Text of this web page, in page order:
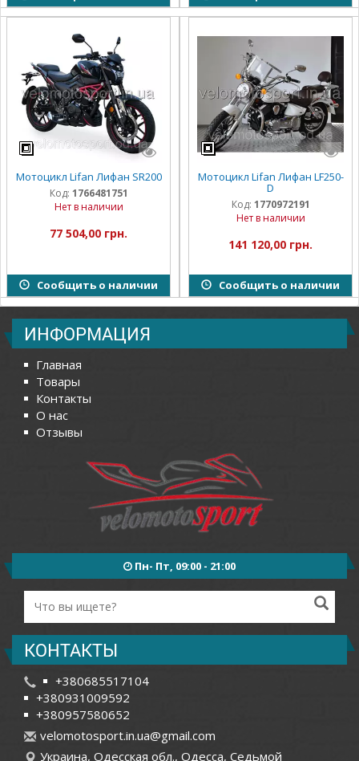
Мотоцикл Lifan Лифан SR200
Код: 1766481751
Нет в наличии
77 504,00 грн.
Сообщить о наличии
Мотоцикл Lifan Лифан LF250-
D
Код: 1770972191
Нет в наличии
141 120,00 грн.
Сообщить о наличии
ИНФОРМАЦИЯ
Главная
Товары
Контакты
О нас
Отзывы
Пн- Пт, 09:00 - 21:00
КОНТАКТЫ
+380685517104
+380931009592
+380957580652
velomotosport.in.ua@gmail.com
Украина, Одесская обл., Одесса, Седьмой